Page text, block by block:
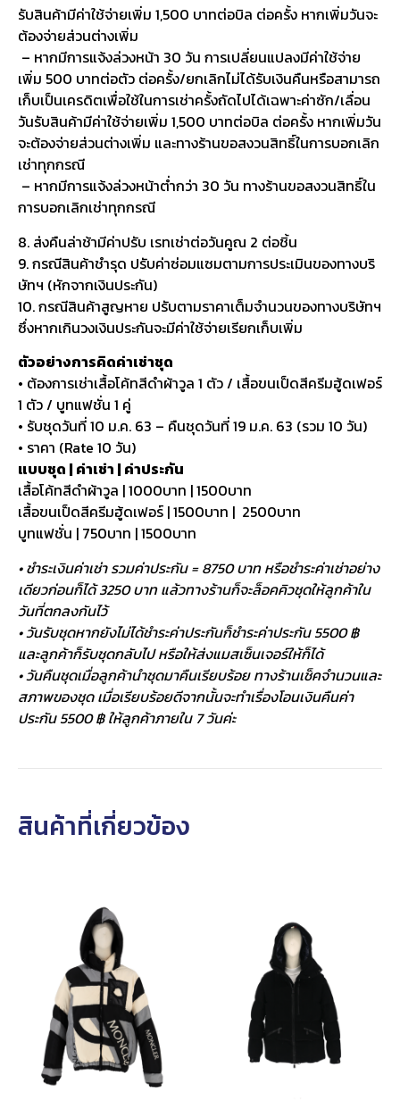
รับสินค้ามีค่าใช้จ่ายเพิ่ม 1,500 บาทต่อบิล ต่อครั้ง หากเพิ่มวันจะ
ต้องจ่ายส่วนต่างเพิ่ม
– หากมีการแจ้งล่วงหน้า 30 วัน การเปลี่ยนแปลงมีค่าใช้จ่าย
เพิ่ม 500 บาทต่อตัว ต่อครั้ง/ยกเลิกไม่ได้รับเงินคืนหรือสามารถ
เก็บเป็นเครดิตเพื่อใช้ในการเช่าครั้งถัดไปได้เฉพาะค่าซัก/เลื่อน
วันรับสินค้ามีค่าใช้จ่ายเพิ่ม 1,500 บาทต่อบิล ต่อครั้ง หากเพิ่มวัน
จะต้องจ่ายส่วนต่างเพิ่ม และทางร้านขอสงวนสิทธิ์ในการบอกเลิก
เช่าทุกกรณี
– หากมีการแจ้งล่วงหน้าต่ำกว่า 30 วัน ทางร้านขอสงวนสิทธิ์ใน
การบอกเลิกเช่าทุกกรณี
8. ส่งคืนล่าช้ามีค่าปรับ เรทเช่าต่อวันคูณ 2 ต่อชิ้น
9. กรณีสินค้าชำรุด ปรับค่าซ่อมแซมตามการประเมินของทางบริ
ษัทฯ (หักจากเงินประกัน)
10. กรณีสินค้าสูญหาย ปรับตามราคาเต็มจำนวนของทางบริษัทฯ
ซึ่งหากเกินวงเงินประกันจะมีค่าใช้จ่ายเรียกเก็บเพิ่ม
ตัวอย่างการคิดค่าเช่าชุด
• ต้องการเช่าเสื้อโค้ทสีดำผ้าวูล 1 ตัว / เสื้อขนเป็ดสีครีมฮู้ดเฟอร์
1 ตัว / บูทแฟชั่น 1 คู่
• รับชุดวันที่ 10 ม.ค. 63 – คืนชุดวันที่ 19 ม.ค. 63 (รวม 10 วัน)
• ราคา (Rate 10 วัน)
แบบชุด | ค่าเช่า | ค่าประกัน
เสื้อโค้ทสีดำผ้าวูล | 1000บาท | 1500บาท
เสื้อขนเป็ดสีครีมฮู้ดเฟอร์ | 1500บาท | 2500บาท
บูทแฟชั่น | 750บาท | 1500บาท
• ชำระเงินค่าเช่า รวมค่าประกัน = 8750 บาท หรือชำระค่าเช่าอย่าง
เดียวก่อนก็ได้ 3250 บาท แล้วทางร้านก็จะล็อคคิวชุดให้ลูกค้าใน
วันที่ตกลงกันไว้
• วันรับชุดหากยังไม่ได้ชำระค่าประกันก็ชำระค่าประกัน 5500 ฿
และลูกค้าก็รับชุดกลับไป หรือให้ส่งแมสเซ็นเจอร์ให้ก็ได้
• วันคืนชุดเมื่อลูกค้านำชุดมาคืนเรียบร้อย ทางร้านเช็คจำนวนและ
สภาพของชุด เมื่อเรียบร้อยดีจากนั้นจะทำเรื่องโอนเงินคืนค่า
ประกัน 5500 ฿ ให้ลูกค้าภายใน 7 วันค่ะ
สินค้าที่เกี่ยวข้อง